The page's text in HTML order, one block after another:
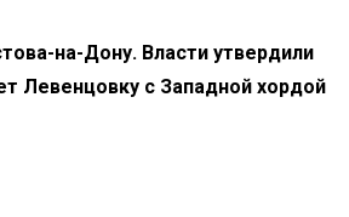
на-Дону. Власти утвердили
Левенцовку с Западной хордой